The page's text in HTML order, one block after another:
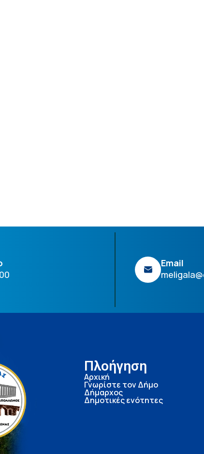
Email
Πλοήγηση
Αρχική
Γνωρίστε τον Δήμο
Δήμαρχος
Δημοτικές ενότητες